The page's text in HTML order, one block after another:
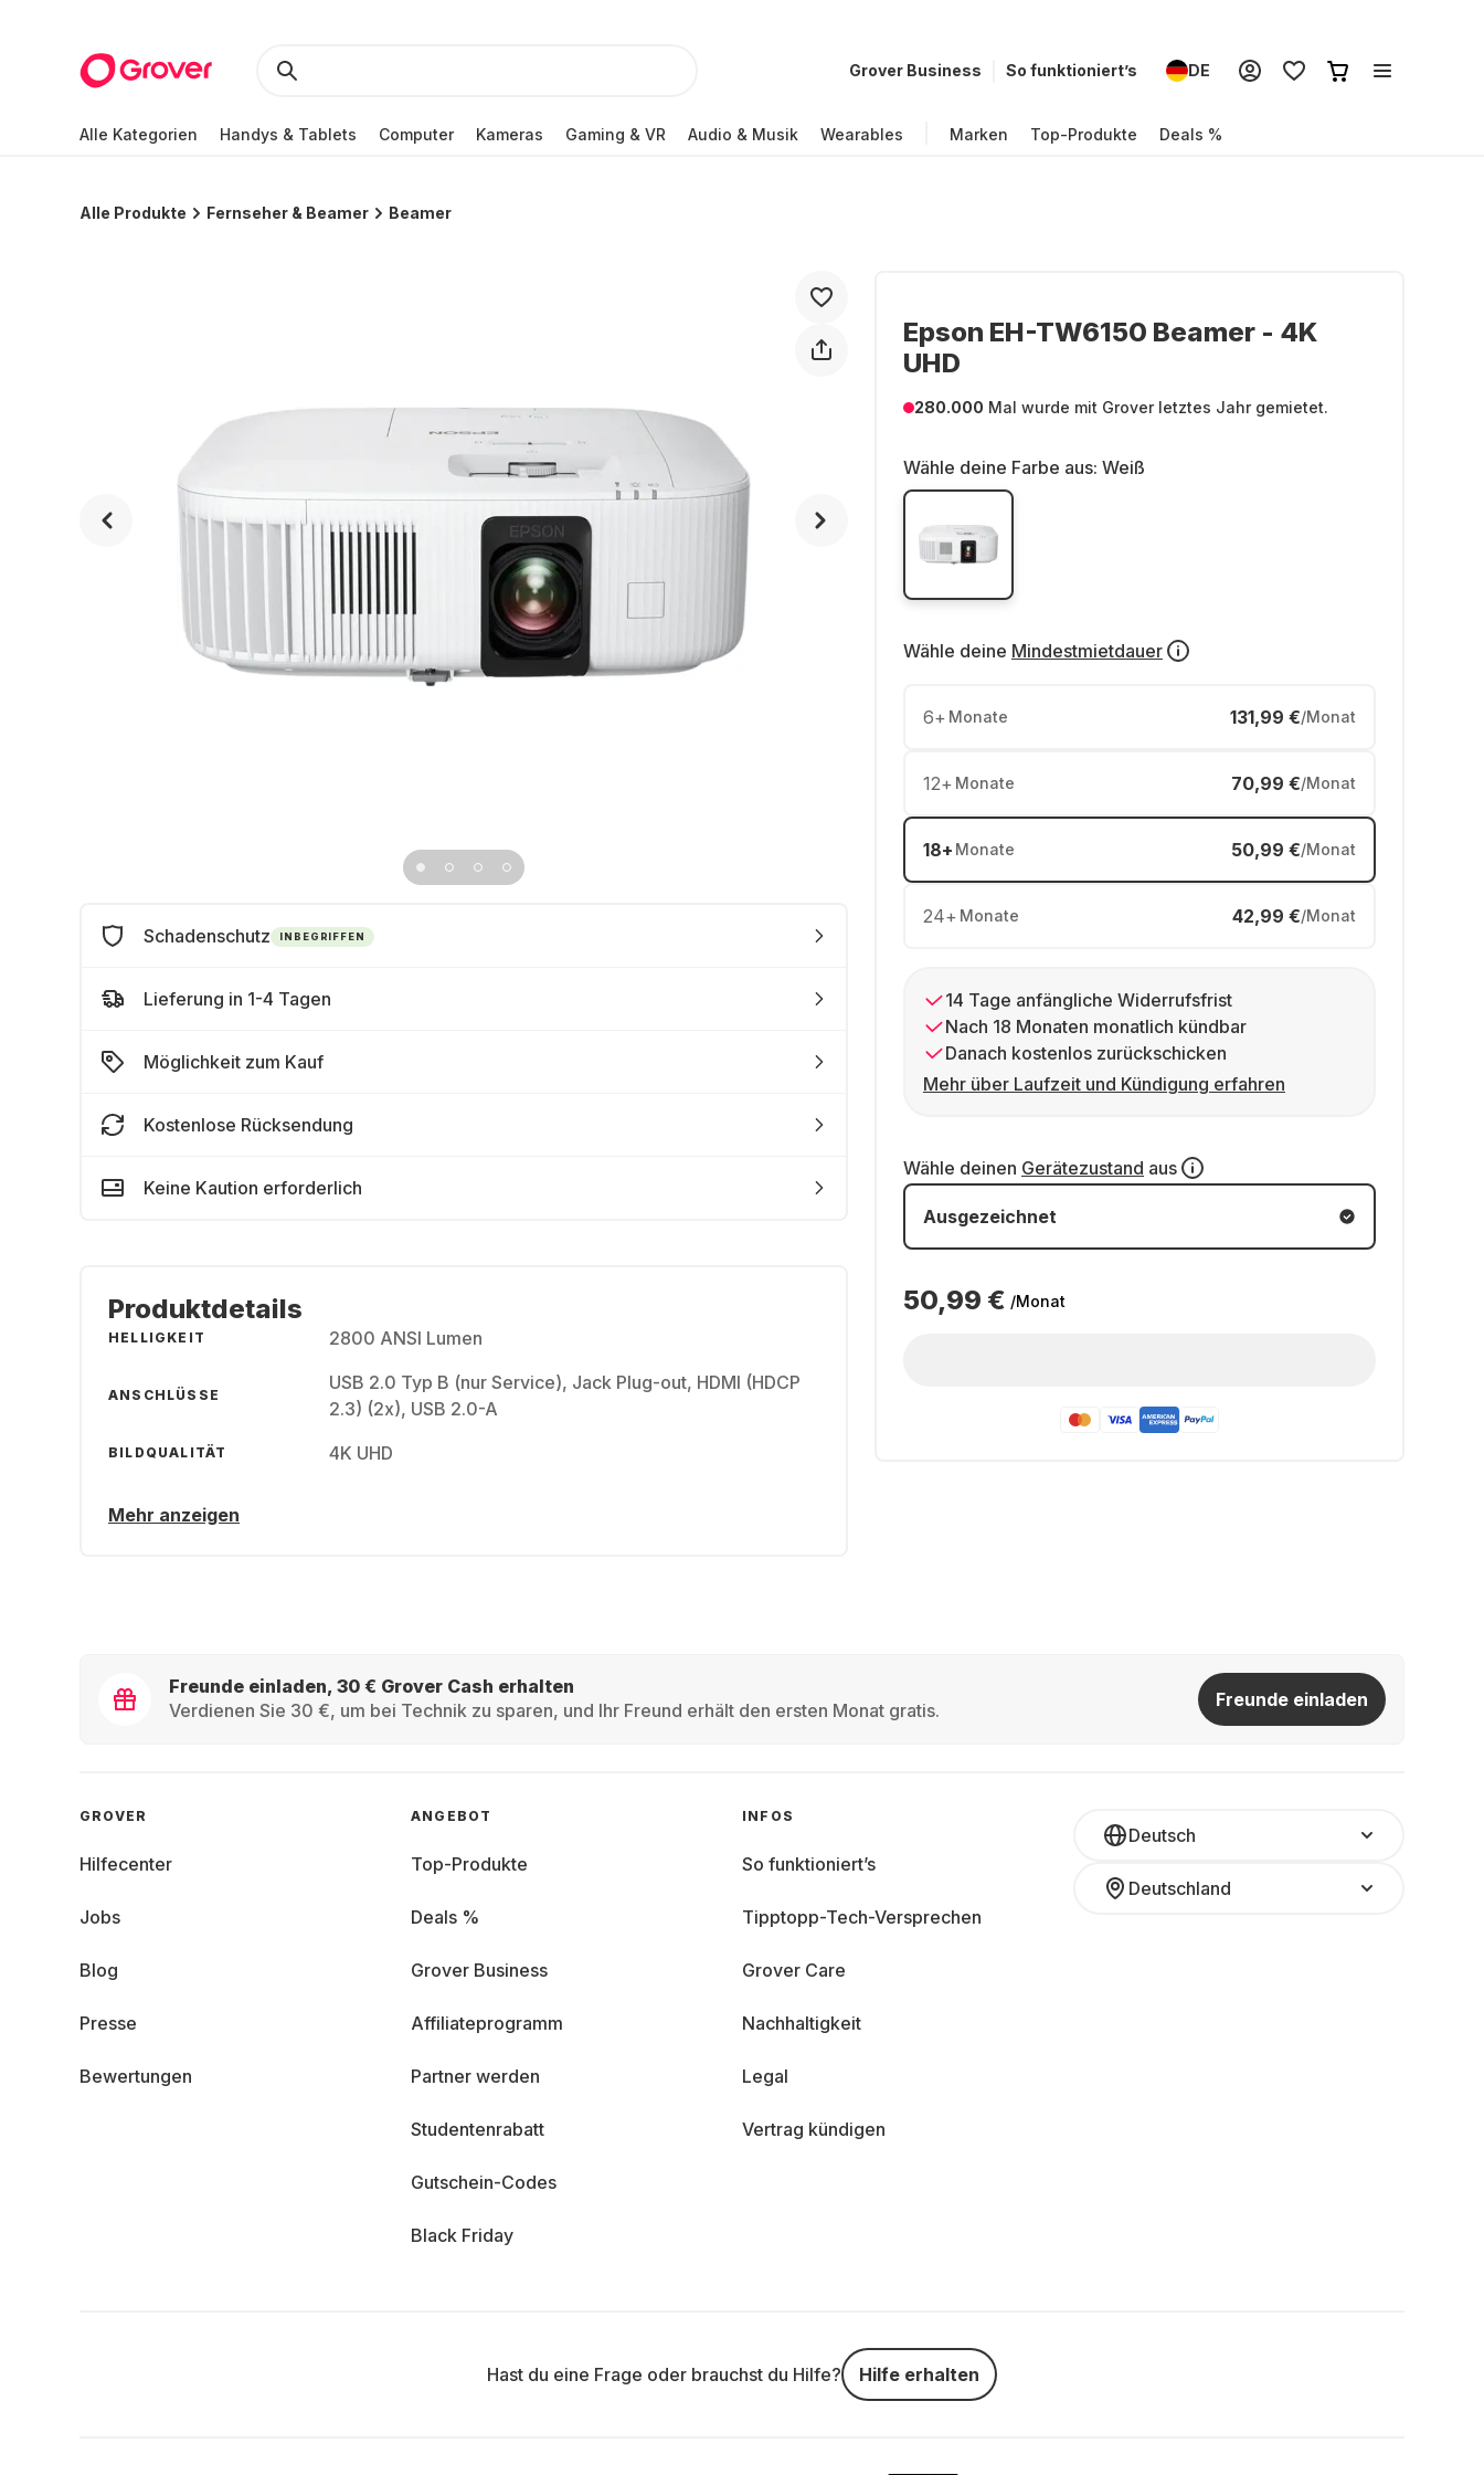
Grover Business So funktioniert’s DE
Alle Kategorien Handys & Tablets Computer Kameras Gaming & VR Audio & Musik Wearables Marken Top-Produkte Deals %
Alle Produkte Fernseher & Beamer Beamer
Epson EH-TW6150 Beamer - 4K
UHD
280.000 Mal wurde mit Grover letztes Jahr gemietet.
Wähle deine Farbe aus: Weiß
Wähle deine Mindestmietdauer
6+ Monate 131,99 €/Monat
12+ Monate 70,99 €/Monat
18+ Monate 50,99 €/Monat
24+ Monate 42,99 €/Monat
14 Tage anfängliche Widerrufsfrist
Nach 18 Monaten monatlich kündbar
Danach kostenlos zurückschicken
Mehr über Laufzeit und Kündigung erfahren
Wähle deinen Gerätezustand aus
Ausgezeichnet
50,99 € /Monat
Schadenschutz INBEGRIFFEN
Lieferung in 1-4 Tagen
Möglichkeit zum Kauf
Kostenlose Rücksendung
Keine Kaution erforderlich
Produktdetails
HELLIGKEIT 2800 ANSI Lumen
ANSCHLÜSSE
USB 2.0 Typ B (nur Service), Jack Plug-out, HDMI (HDCP
2.3) (2x), USB 2.0-A
BILDQUALITÄT 4K UHD
Mehr anzeigen
Freunde einladen, 30 € Grover Cash erhalten
Verdienen Sie 30 €, um bei Technik zu sparen, und Ihr Freund erhält den ersten Monat gratis.
Freunde einladen
Deutsch
Deutschland
GROVER
Hilfecenter
Jobs
Blog
Presse
Bewertungen
ANGEBOT
Top-Produkte
Deals %
Grover Business
Affiliateprogramm
Partner werden
Studentenrabatt
Gutschein-Codes
Black Friday
INFOS
So funktioniert’s
Tipptopp-Tech-Versprechen
Grover Care
Nachhaltigkeit
Legal
Vertrag kündigen
Hast du eine Frage oder brauchst du Hilfe? Hilfe erhalten